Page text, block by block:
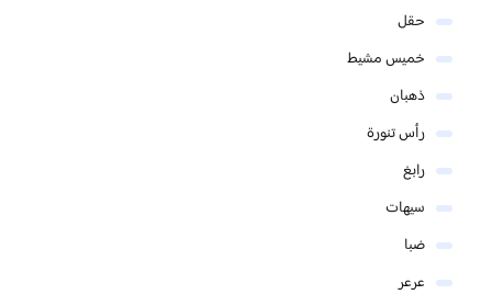
حقل
خميس مشيط
ذهبان
رأس تنورة
رابغ
سيهات
ضبا
عرعر